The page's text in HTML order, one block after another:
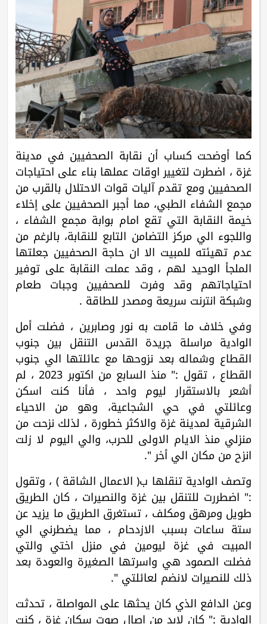
كما أوضحت كساب أن نقابة الصحفيين في مدينة
غزة ، اضطرت لتغيير اوقات عملها بناء على احتياجات
الصحفيين ومع تقدم آليات قوات الاحتلال بالقرب من
مجمع الشفاء الطبي، مما أجبر الصحفيين على إخلاء
خيمة النقابة التي تقع امام بوابة مجمع الشفاء ،
واللجوء الي مركز التضامن التابع للنقابة، بالرغم من
عدم تهيئته للمبيت الا ان حاجة الصحفيين جعلتها
الملجأ الوحيد لهم ، وقد عملت النقابة على توفير
احتياجاتهم وقد وفرت للصحفيين وجبات طعام
وشبكة انترنت سريعة ومصدر للطاقة .
وفي خلاف ما قامت به نور وصابرين ، فضلت أمل
الوادية مراسلة جريدة القدس التنقل بين جنوب
القطاع وشماله بعد نزوحها مع عائلتها الي جنوب
القطاع ، تقول :" منذ السابع من اكتوبر 2023 ، لم
أشعر بالاستقرار ليوم واحد ، فأنا كنت اسكن
وعائلتي في حي الشجاعية، وهو من الاحياء
الشرقية لمدينة غزة والاكثر خطورة ، لذلك نزحت من
منزلي منذ الايام الاولى للحرب، والي اليوم لا زلت
انزح من مكان الي أخر ".
وتصف الوادية تنقلها ب( الاعمال الشاقة ) ، وتقول
:" اضطررت للتنقل بين غزة والنصيرات ، كان الطريق
طويل ومرهق ومكلف ، تستغرق الطريق ما يزيد عن
ستة ساعات بسبب الازدحام ، مما يضطرني الي
المبيت في غزة ليومين في منزل اختي والتي
فضلت الصمود هي واسرتها الصغيرة والعودة بعد
ذلك للنصيرات لانضم لعائلتي ".
وعن الدافع الذي كان يحثها على المواصلة ، تحدثت
الوادية :" كان لابد من اصال صوت سكان غزة ، كنت